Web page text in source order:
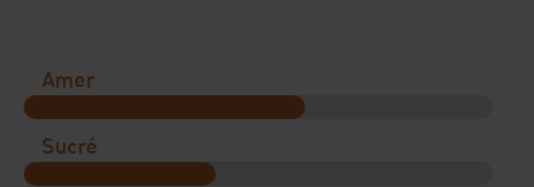
Amer
Sucré